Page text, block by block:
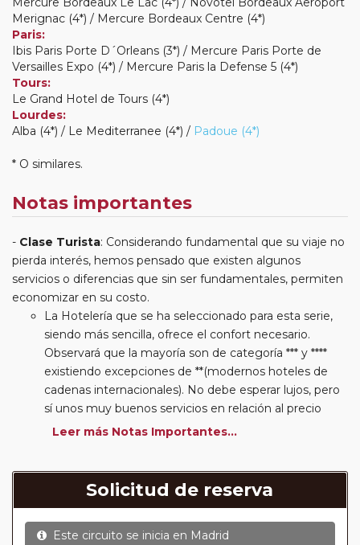
Merignac (4*) / Mercure Bordeaux Centre (4*)
Paris:
Ibis Paris Porte D´Orleans (3*) / Mercure Paris Porte de
Versailles Expo (4*) / Mercure Paris la Defense 5 (4*)
Tours:
Le Grand Hotel de Tours (4*)
Lourdes:
Alba (4*) / Le Mediterranee (4*) / Padoue (4*)
* O similares.
Notas importantes
Clase Turista: Considerando fundamental que su viaje no
pierda interés, hemos pensado que existen algunos
servicios o diferencias que sin ser fundamentales, permiten
economizar en su costo.
La Hotelería que se ha seleccionado para esta serie,
siendo más sencilla, ofrece el confort necesario.
Observará que la mayoría son de categoría *** y ****
existiendo excepciones de **(modernos hoteles de
cadenas internacionales). No debe esperar lujos, pero
sí unos muy buenos servicios en relación al precio
abonado por el paquete adquirido. Algunos hoteles se
disfrute minimizando los inconvenientes que puedan
Desayuno: Esta serie tiene incluido el desayuno
continental o buffet según hoteles.
Leer más Notas Importantes...
Solicitud de reserva
Este circuito se inicia en Madrid